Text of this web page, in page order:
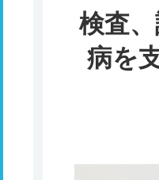
検査
病を